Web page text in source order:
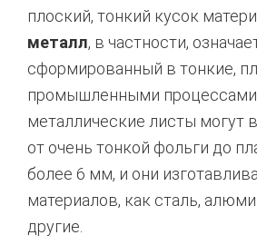
плоский, тонкий кусок
металл, в частности,
сформированный в тонкие,
промышленными
металлические листы могут
от очень тонкой фольги до
более 6 мм, и они
материалов, как сталь,
другие.